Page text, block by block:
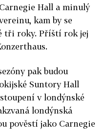
Hall a minulý
kam by se
tři roky. Příští rok jej
pak budou
Suntory Hall
v londýnské
londýnská
pověstí jako Carnegie